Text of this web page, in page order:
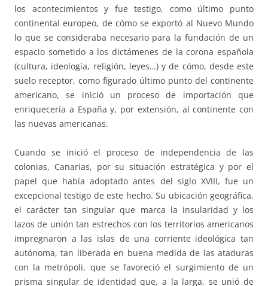
los acontecimientos y fue testigo, como último punto
continental europeo, de cómo se exportó al Nuevo Mundo
lo que se consideraba necesario para la fundación de un
espacio sometido a los dictámenes de la corona española
(cultura, ideología, religión, leyes…) y de cómo, desde este
suelo receptor, como figurado último punto del continente
americano, se inició un proceso de importación que
enriquecería a España y, por extensión, al continente con
las nuevas americanas.
Cuando se inició el proceso de independencia de las
colonias, Canarias, por su situación estratégica y por el
papel que había adoptado antes del siglo XVIII, fue un
excepcional testigo de este hecho. Su ubicación geográfica,
el carácter tan singular que marca la insularidad y los
lazos de unión tan estrechos con los territorios americanos
impregnaron a las islas de una corriente ideológica tan
autónoma, tan liberada en buena medida de las ataduras
con la metrópoli, que se favoreció el surgimiento de un
prisma singular de identidad que, a la larga, se unió de